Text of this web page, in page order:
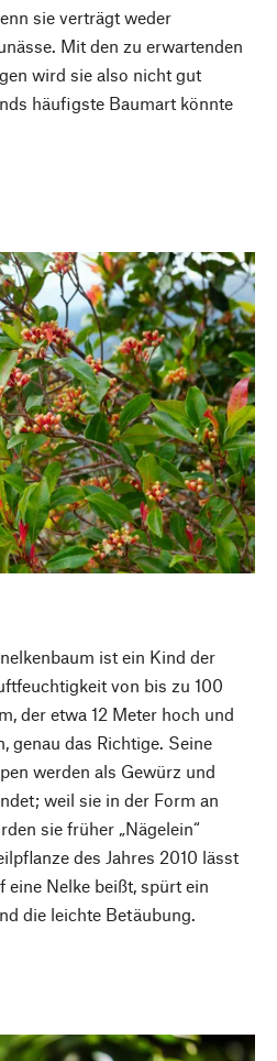
sie verträgt weder
Mit den zu erwartenden
wird sie also nicht gut
häufigste Baumart könnte
ist ein Kind der
von bis zu 100
der etwa 12 Meter hoch und
genau das Richtige. Seine
werden als Gewürz und
weil sie in der Form an
sie früher „Nägelein“
des Jahres 2010 lässt
eine Nelke beißt, spürt ein
die leichte Betäubung.